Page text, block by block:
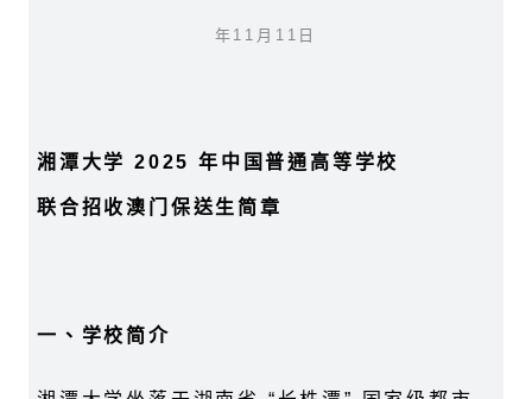
年11月11日
湘潭大学 2025 年中国普通高等学校
联合招收澳门保送生简章
一、学校简介